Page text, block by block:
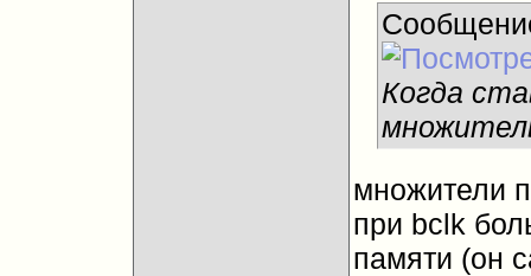
Когда
множители
при bclk
памяти (он